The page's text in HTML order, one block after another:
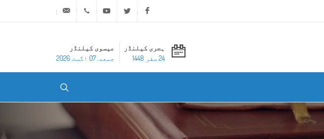
Facebook
Twitter
Youtube
ہجری کیلنڈر
24 صفر 1448
عیسوی کیلنڈر
جمعه, 07 اگست 2026